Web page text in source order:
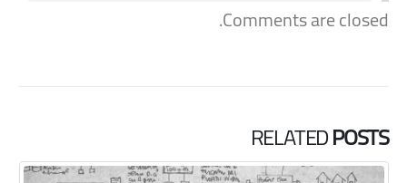
Comments are closed.
RELATEDPOSTS